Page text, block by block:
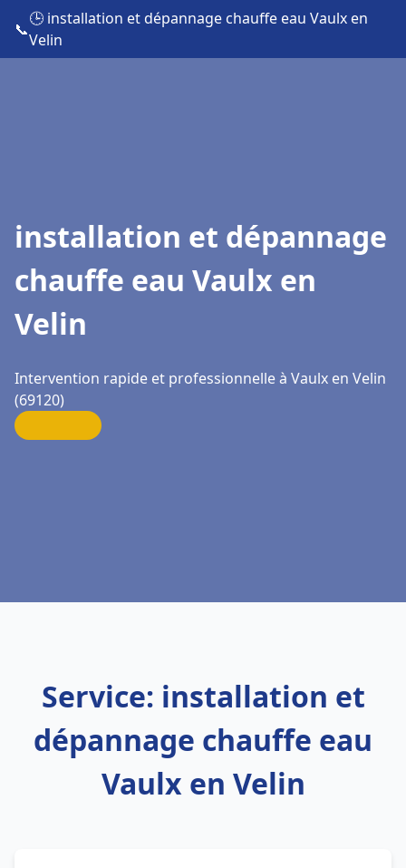
📞
🕒 installation et dépannage chauffe eau Vaulx en
Velin
installation et dépannage
chauffe eau Vaulx en
Velin
Intervention rapide et professionnelle à Vaulx en Velin
(69120)
Service: installation et
dépannage chauffe eau
Vaulx en Velin